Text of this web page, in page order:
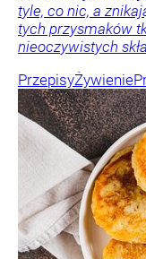
tyle, co nic, a
tych przysmaków
nieoczywistych
PrzepisyŻywienie